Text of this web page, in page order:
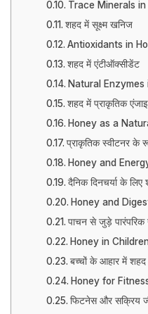
Trace Minerals in
शहद में सूक्ष्म खनिज
Antioxidants in
शहद में एंटीऑक्सीडेंट
Natural Enzymes
शहद में प्राकृतिक
Honey as a
प्राकृतिक स्वीटनर के
Honey and
दैनिक दिनचर्या के
Honey and
पाचन से जुड़े पारंपरिक
Honey in
बच्चों के आहार में शहद
Honey for
फिटनेस और सक्रिय